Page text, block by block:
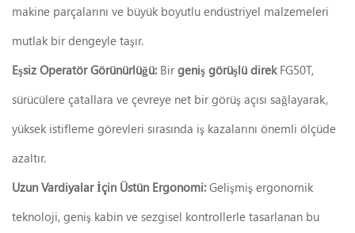
makine parçalarını ve büyük boyutlu endüstriyel malzemeleri
mutlak bir dengeyle taşır.
Eşsiz Operatör Görünürlüğü: Bir geniş görüşlü direk FG50T,
sürücülere çatallara ve çevreye net bir görüş açısı sağlayarak,
yüksek istifleme görevleri sırasında iş kazalarını önemli ölçüde
azaltır.
Uzun Vardiyalar İçin Üstün Ergonomi: Gelişmiş ergonomik
teknoloji, geniş kabin ve sezgisel kontrollerle tasarlanan bu